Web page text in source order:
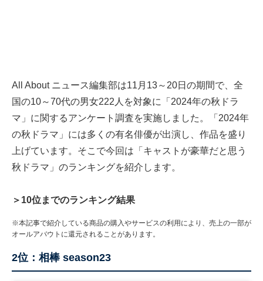
All About ニュース編集部は11月13～20日の期間で、全
国の10～70代の男女222人を対象に「2024年の秋ドラ
マ」に関するアンケート調査を実施しました。「2024年
の秋ドラマ」には多くの有名俳優が出演し、作品を盛り
上げています。そこで今回は「キャストが豪華だと思う
秋ドラマ」のランキングを紹介します。
＞10位までのランキング結果
※本記事で紹介している商品の購入やサービスの利用により、売上の一部が
オールアバウトに還元されることがあります。
2位：相棒 season23